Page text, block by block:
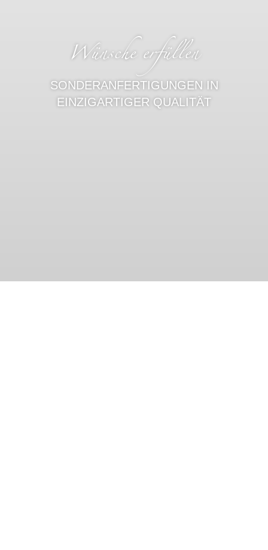
Wünsche erfüllen
SONDERANFERTIGUNGEN IN
EINZIGARTIGER QUALITÄT